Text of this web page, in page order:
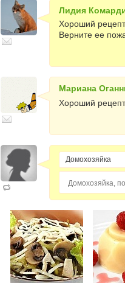
Лидия
Хороший
Верните ее
Мариана
Хороший рецепт
Домохозяйка,